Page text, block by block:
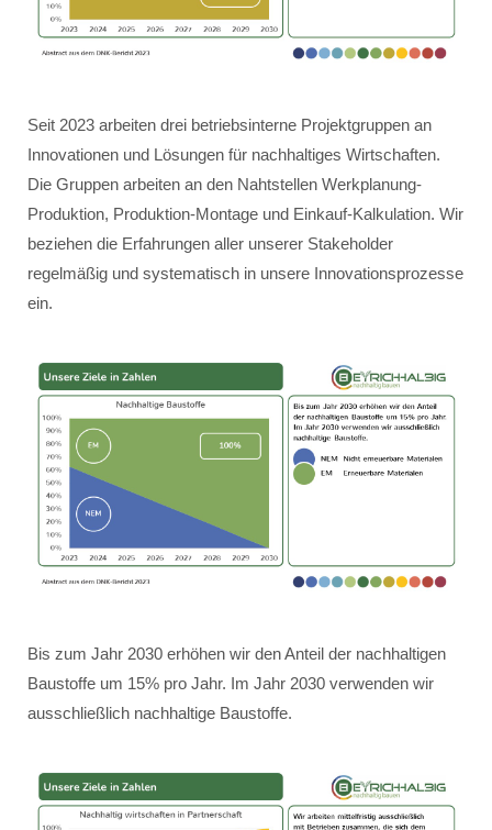
Seit 2023 arbeiten drei betriebsinterne Projektgruppen an
Innovationen und Lösungen für nachhaltiges Wirtschaften.
Die Gruppen arbeiten an den Nahtstellen Werkplanung-
Produktion, Produktion-Montage und Einkauf-Kalkulation. Wir
beziehen die Erfahrungen aller unserer Stakeholder
regelmäßig und systematisch in unsere Innovationsprozesse
ein.
Bis zum Jahr 2030 erhöhen wir den Anteil der nachhaltigen
Baustoffe um 15% pro Jahr. Im Jahr 2030 verwenden wir
ausschließlich nachhaltige Baustoffe.